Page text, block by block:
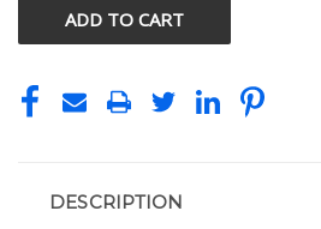
DESCRIPTION